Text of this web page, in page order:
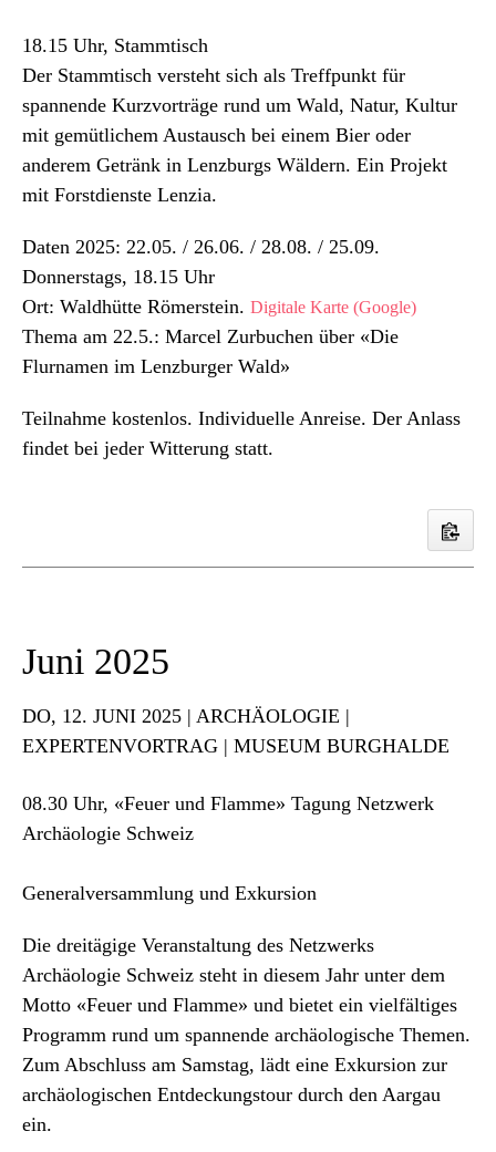
18.15 Uhr, Stammtisch
Der Stammtisch versteht sich als Treffpunkt für
spannende Kurzvorträge rund um Wald, Natur, Kultur
mit gemütlichem Austausch bei einem Bier oder
anderem Getränk in Lenzburgs Wäldern. Ein Projekt
mit Forstdienste Lenzia.
Daten 2025: 22.05. / 26.06. / 28.08. / 25.09.
Donnerstags, 18.15 Uhr
Ort: Waldhütte Römerstein. Digitale Karte (Google)
Thema am 22.5.: Marcel Zurbuchen über «Die
Flurnamen im Lenzburger Wald»
Teilnahme kostenlos. Individuelle Anreise. Der Anlass
findet bei jeder Witterung statt.
Juni 2025
DO, 12. JUNI 2025 | ARCHÄOLOGIE |
EXPERTENVORTRAG | MUSEUM BURGHALDE
08.30 Uhr, «Feuer und Flamme» Tagung Netzwerk
Archäologie Schweiz
Generalversammlung und Exkursion
Die dreitägige Veranstaltung des Netzwerks
Archäologie Schweiz steht in diesem Jahr unter dem
Motto «Feuer und Flamme» und bietet ein vielfältiges
Programm rund um spannende archäologische Themen.
Zum Abschluss am Samstag, lädt eine Exkursion zur
archäologischen Entdeckungstour durch den Aargau
ein.